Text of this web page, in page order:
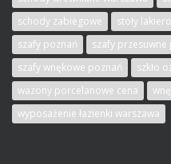
schody zabiegowe
stoły
szafy poznań
szafy przesuwne
szafy wnękowe poznań
szkło
wazony porcelanowe cena
wyposażenie łazienki warszawa